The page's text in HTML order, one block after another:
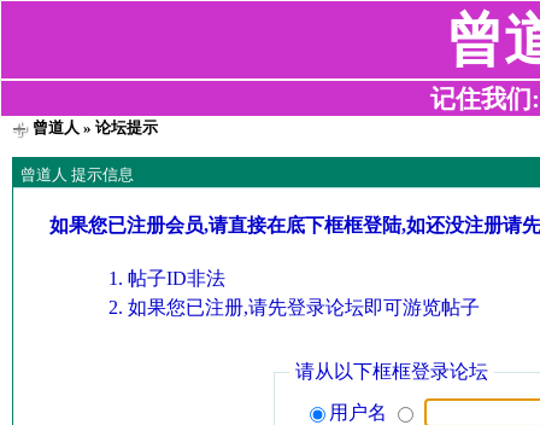
曾
记住我们
曾道人 » 论坛提示
曾道人 提示信息
如果您已注册会员,请直接在底下框框登陆,如还没注册请
帖子ID非法
如果您已注册,请先登录论坛即可游览帖子
请从以下框框登录论坛
用户名